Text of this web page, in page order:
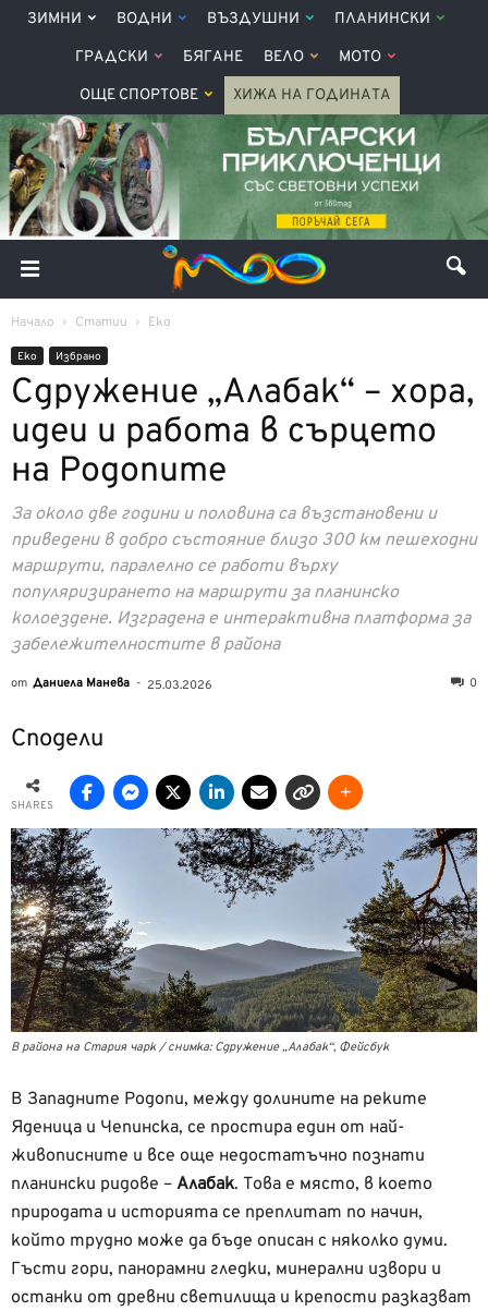
ЗИМНИ ВОДНИ ВЪЗДУШНИ ПЛАНИНСКИ
ГРАДСКИ БЯГАНЕ ВЕЛО МОТО
ОЩЕ СПОРТОВЕ ХИЖА НА ГОДИНАТА
Начало Статии Еко
Еко Избрано
Сдружение „Алабак“ – хора,
идеи и работа в сърцето
на Родопите
За около две години и половина са възстановени и
приведени в добро състояние близо 300 км пешеходни
маршрути, паралелно се работи върху
популяризирането на маршрути за планинско
колоездене. Изградена е интерактивна платформа за
забележителностите в района
от Даниела Манева - 25.03.2026 0
Сподели
SHARES
В района на Стария чарк / снимка: Сдружение „Алабак“, Фейсбук
В Западните Родопи, между долините на реките
Яденица и Чепинска, се простира един от най-
живописните и все още недостатъчно познати
планински ридове – Алабак. Това е място, в което
природата и историята се преплитат по начин,
който трудно може да бъде описан с няколко думи.
Гъсти гори, панорамни гледки, минерални извори и
останки от древни светилища и крепости разказват